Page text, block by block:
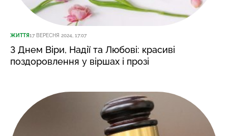
ЖИТТЯ17 ВЕРЕСНЯ 2024, 17:07
З Днем Віри, Надії та Любові: красиві
поздоровлення у віршах і прозі